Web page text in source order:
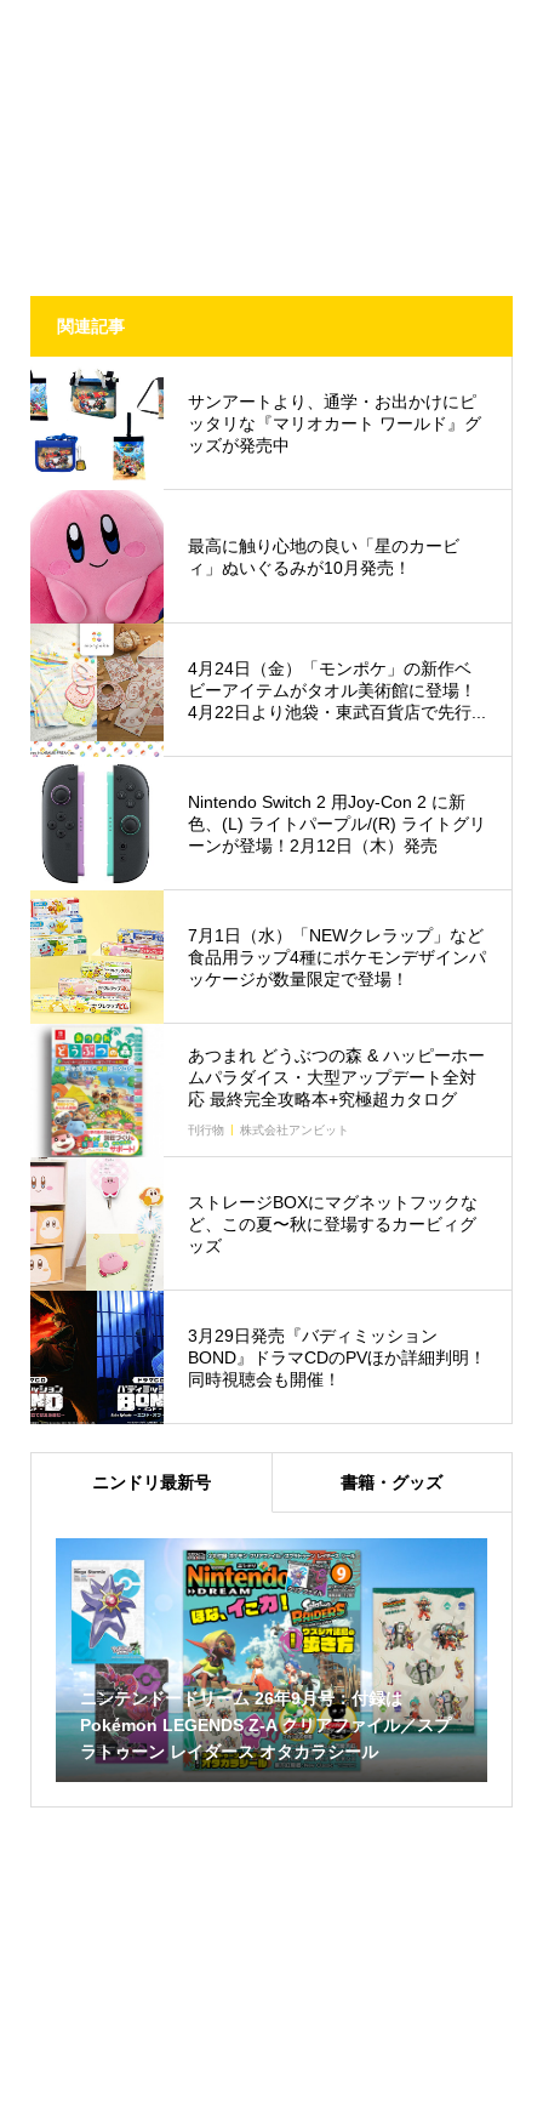
関連記事
サンアートより、通学・お出かけにピ
ッタリな『マリオカート ワールド』グ
ッズが発売中
最高に触り心地の良い「星のカービ
ィ」ぬいぐるみが10月発売！
4月24日（金）「モンポケ」の新作ベ
ビーアイテムがタオル美術館に登場！
4月22日より池袋・東武百貨店で先行...
Nintendo Switch 2 用Joy-Con 2 に新
色、(L) ライトパープル/(R) ライトグリ
ーンが登場！2月12日（木）発売
7月1日（水）「NEWクレラップ」など
食品用ラップ4種にポケモンデザインパ
ッケージが数量限定で登場！
あつまれ どうぶつの森 & ハッピーホー
ムパラダイス・大型アップデート全対
応 最終完全攻略本+究極超カタログ
刊行物 株式会社アンビット
ストレージBOXにマグネットフックな
ど、この夏〜秋に登場するカービィグ
ッズ
3月29日発売『バディミッション
BOND』ドラマCDのPVほか詳細判明！
同時視聴会も開催！
ニンドリ最新号 書籍・グッズ
ニンテンドードリーム 26年9月号：付録は
Pokémon LEGENDS Z-A クリアファイル／スプ
ラトゥーン レイダース オタカラシール